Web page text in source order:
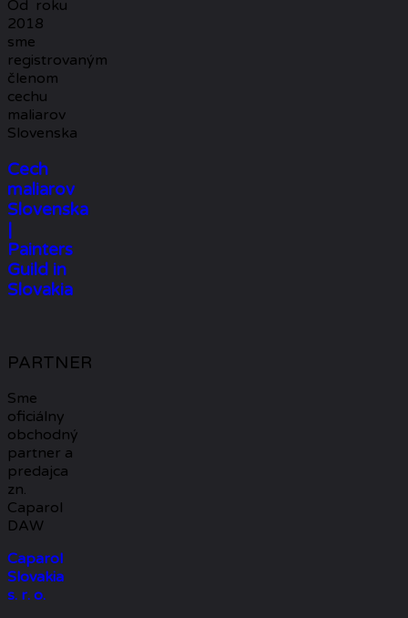
Od roku
2018
sme
registrovaným
členom
cechu
maliarov
Slovenska
Cech
maliarov
Slovenska
Painters
Guild in
Slovakia
PARTNER
Sme
oficiálny
obchodný
partner a
predajca
zn.
Caparol
DAW
Caparol
Slovakia
s. r. o.